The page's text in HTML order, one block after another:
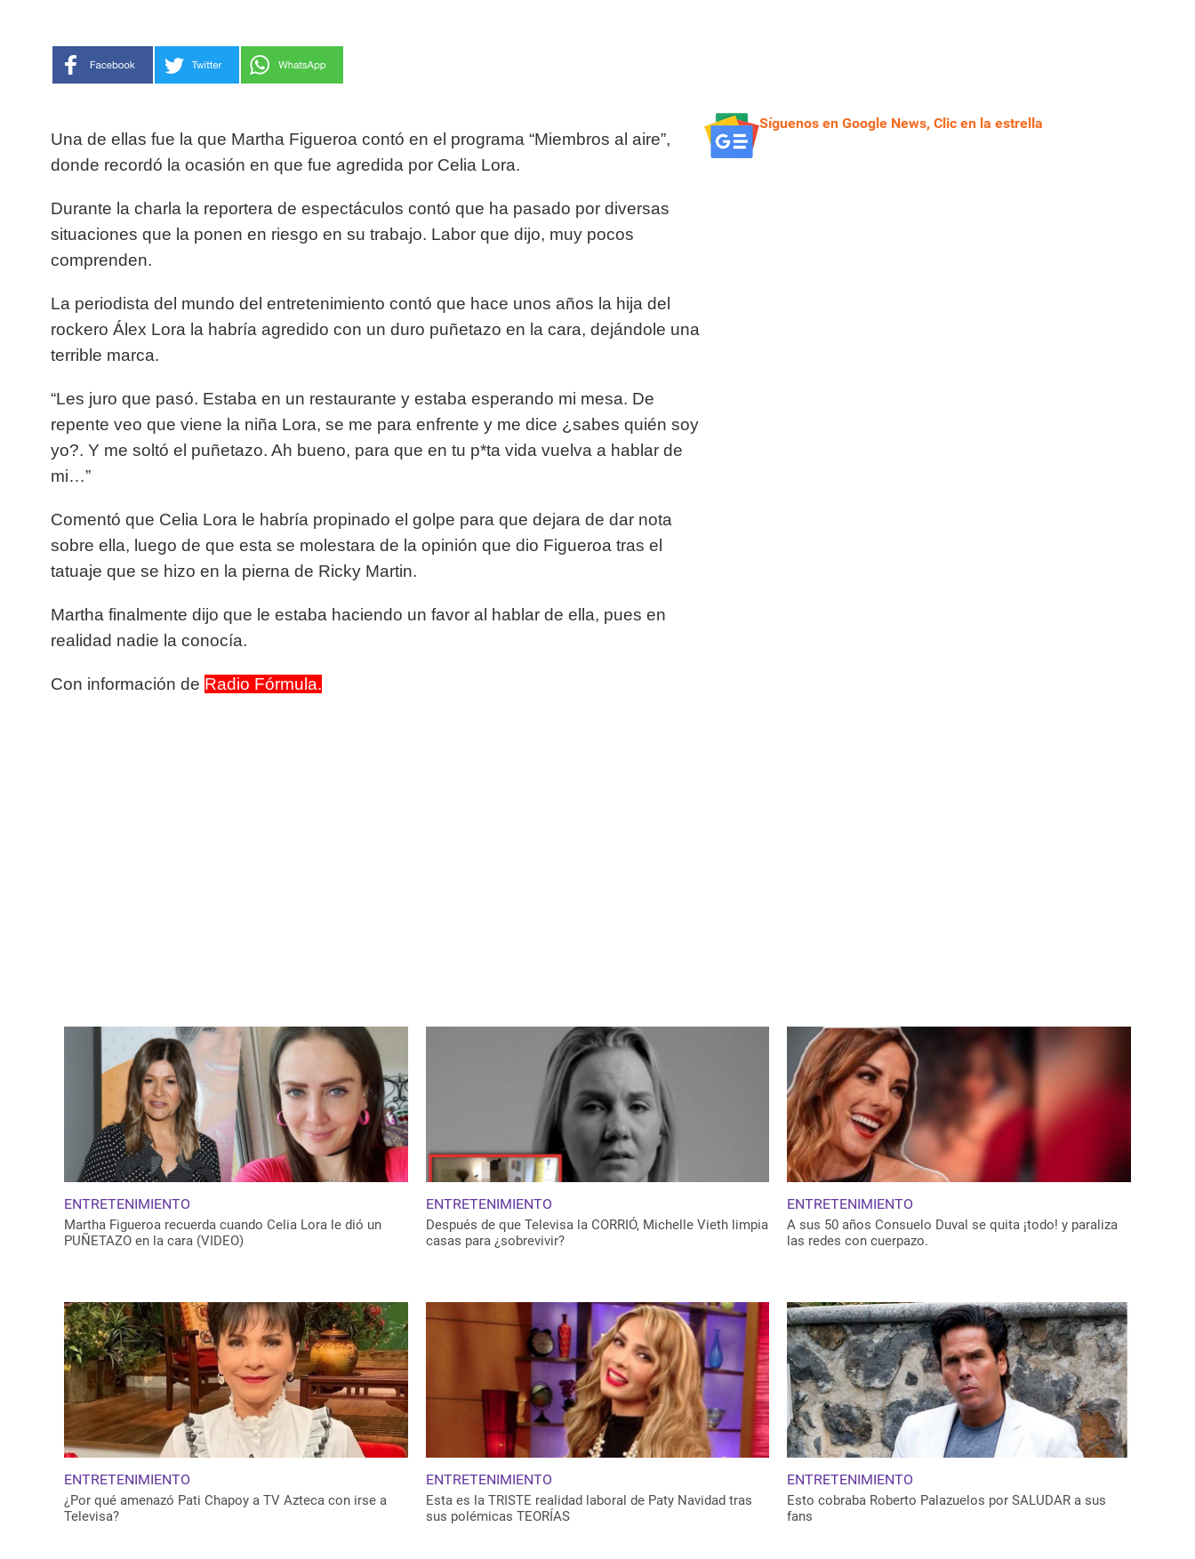
Una de ellas fue la que Martha Figueroa contó en el programa “Miembros al aire”,
donde recordó la ocasión en que fue agredida por Celia Lora.
Durante la charla la reportera de espectáculos contó que ha pasado por diversas
situaciones que la ponen en riesgo en su trabajo. Labor que dijo, muy pocos
comprenden.
La periodista del mundo del entretenimiento contó que hace unos años la hija del
rockero Álex Lora la habría agredido con un duro puñetazo en la cara, dejándole una
terrible marca.
“Les juro que pasó. Estaba en un restaurante y estaba esperando mi mesa. De
repente veo que viene la niña Lora, se me para enfrente y me dice ¿sabes quién soy
yo?. Y me soltó el puñetazo. Ah bueno, para que en tu p*ta vida vuelva a hablar de
mi…”
Comentó que Celia Lora le habría propinado el golpe para que dejara de dar nota
sobre ella, luego de que esta se molestara de la opinión que dio Figueroa tras el
tatuaje que se hizo en la pierna de Ricky Martin.
Martha finalmente dijo que le estaba haciendo un favor al hablar de ella, pues en
realidad nadie la conocía.
Con información de Radio Fórmula.
Síguenos en Google News, Clic en la estrella
ENTRETENIMIENTO
Martha Figueroa recuerda cuando Celia Lora le dió un
PUÑETAZO en la cara (VIDEO)
ENTRETENIMIENTO
Después de que Televisa la CORRIÓ, Michelle Vieth limpia
casas para ¿sobrevivir?
ENTRETENIMIENTO
A sus 50 años Consuelo Duval se quita ¡todo! y paraliza
las redes con cuerpazo.
ENTRETENIMIENTO
¿Por qué amenazó Pati Chapoy a TV Azteca con irse a
Televisa?
ENTRETENIMIENTO
Esta es la TRISTE realidad laboral de Paty Navidad tras
sus polémicas TEORÍAS
ENTRETENIMIENTO
Esto cobraba Roberto Palazuelos por SALUDAR a sus
fans